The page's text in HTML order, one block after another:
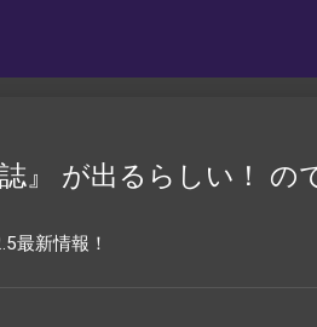
』 が出るらしい！ の
最新情報！